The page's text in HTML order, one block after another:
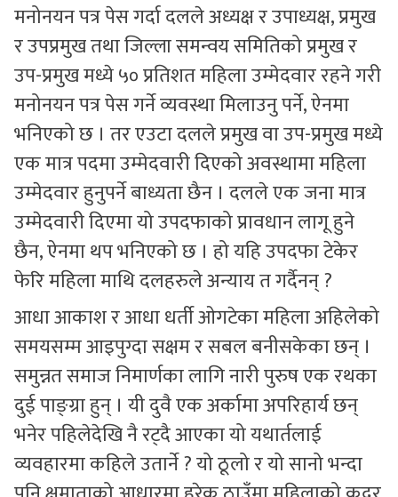
मनोनयन पत्र पेस गर्दा दलले अध्यक्ष र उपाध्यक्ष, प्रमुख
र उपप्रमुख तथा जिल्ला समन्वय समितिको प्रमुख र
उप-प्रमुख मध्ये ५० प्रतिशत महिला उम्मेदवार रहने गरी
मनोनयन पत्र पेस गर्ने व्यवस्था मिलाउनु पर्ने, ऐनमा
भनिएको छ । तर एउटा दलले प्रमुख वा उप-प्रमुख मध्ये
एक मात्र पदमा उम्मेदवारी दिएको अवस्थामा महिला
उम्मेदवार हुनुपर्ने बाध्यता छैन । दलले एक जना मात्र
उम्मेदवारी दिएमा यो उपदफाको प्रावधान लागू हुने
छैन, ऐनमा थप भनिएको छ । हो यहि उपदफा टेकेर
फेरि महिला माथि दलहरुले अन्याय त गर्दैनन् ?
आधा आकाश र आधा धर्ती ओगटेका महिला अहिलेको
समयसम्म आइपुग्दा सक्षम र सबल बनीसकेका छन् ।
समुन्नत समाज निमार्णका लागि नारी पुरुष एक रथका
दुई पाङ्ग्रा हुन् । यी दुवै एक अर्कामा अपरिहार्य छन्
भनेर पहिलेदेखि नै रट्दै आएका यो यथार्तलाई
व्यवहारमा कहिले उतार्ने ? यो ठूलो र यो सानो भन्दा